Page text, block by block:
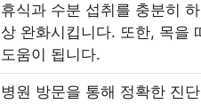
휴식과 수분 섭취를 충분히
상 완화시킵니다. 또한, 목을
도움이 됩니다.
병원 방문을 통해 정확한 진